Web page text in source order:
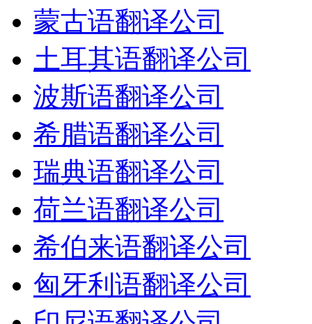
蒙古语翻译公司
土耳其语翻译公司
波斯语翻译公司
希腊语翻译公司
瑞典语翻译公司
荷兰语翻译公司
希伯来语翻译公司
匈牙利语翻译公司